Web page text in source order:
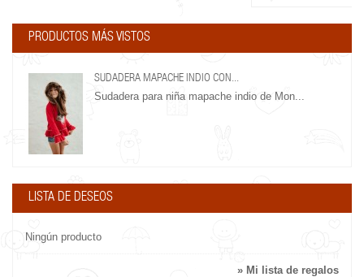
PRODUCTOS MÁS VISTOS
SUDADERA MAPACHE INDIO CON...
Sudadera para niña mapache indio de Mon...
LISTA DE DESEOS
Ningún producto
» Mi lista de regalos